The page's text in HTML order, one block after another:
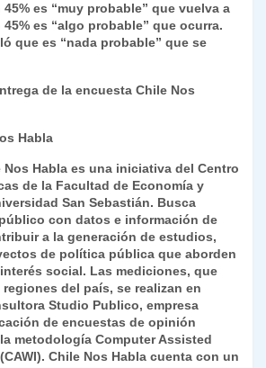
es “muy probable” que vuelva a
es “algo probable” que ocurra.
que es “nada probable” que se
de la encuesta Chile Nos
Habla
Nos Habla es una iniciativa del Centro
de la Facultad de Economía y
San Sebastián. Busca
con datos e información de
a la generación de estudios,
de política pública que aborden
social. Las mediciones, que
del país, se realizan en
Studio Publico, empresa
de encuestas de opinión
metodología Computer Assisted
Chile Nos Habla cuenta con un